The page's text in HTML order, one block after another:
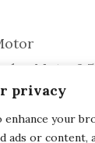
privacy
enhance your
ads or content,
las Motos?
Más